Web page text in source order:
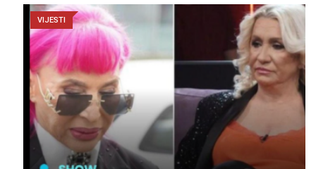
VIJESTI